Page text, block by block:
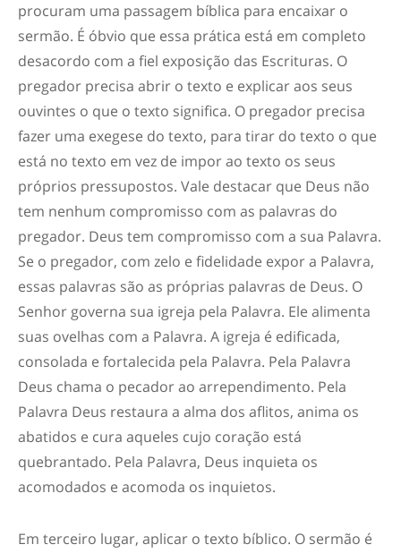
procuram uma passagem bíblica para encaixar o
sermão. É óbvio que essa prática está em completo
desacordo com a fiel exposição das Escrituras. O
pregador precisa abrir o texto e explicar aos seus
ouvintes o que o texto significa. O pregador precisa
fazer uma exegese do texto, para tirar do texto o que
está no texto em vez de impor ao texto os seus
próprios pressupostos. Vale destacar que Deus não
tem nenhum compromisso com as palavras do
pregador. Deus tem compromisso com a sua Palavra.
Se o pregador, com zelo e fidelidade expor a Palavra,
essas palavras são as próprias palavras de Deus. O
Senhor governa sua igreja pela Palavra. Ele alimenta
suas ovelhas com a Palavra. A igreja é edificada,
consolada e fortalecida pela Palavra. Pela Palavra
Deus chama o pecador ao arrependimento. Pela
Palavra Deus restaura a alma dos aflitos, anima os
abatidos e cura aqueles cujo coração está
quebrantado. Pela Palavra, Deus inquieta os
acomodados e acomoda os inquietos.
Em terceiro lugar, aplicar o texto bíblico. O sermão é